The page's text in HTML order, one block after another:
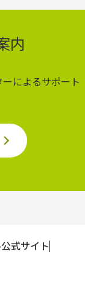
内
によるサポート
式サイト